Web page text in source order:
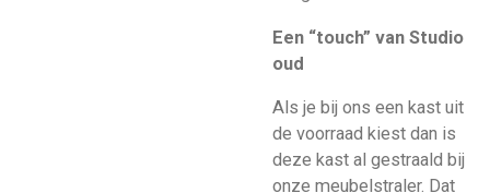
Een “touch” van Studio
oud
Als je bij ons een kast uit
de voorraad kiest dan is
deze kast al gestraald bij
onze meubelstraler. Dat